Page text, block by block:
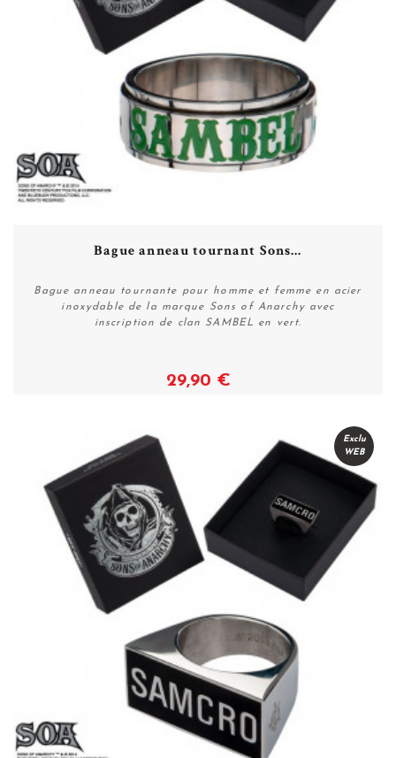
Bague anneau tournant Sons...
Bague anneau tournante pour homme et femme en acier
inoxydable de la marque Sons of Anarchy avec
inscription de clan SAMBEL en vert.
29,90 €
Exclu
WEB